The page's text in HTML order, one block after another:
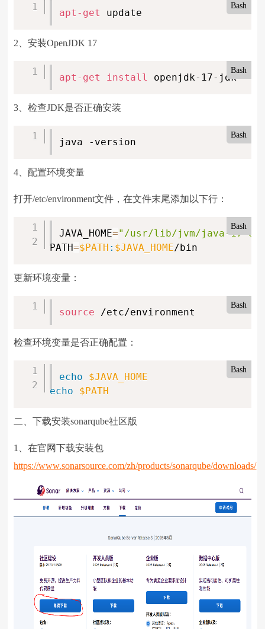
Bash
apt-get update
2、安装OpenJDK 17
Bash
apt-get install openjdk-17-jdk
3、检查JDK是否正确安装
Bash
java -version
4、配置环境变量
打开/etc/environment文件，在文件末尾添加以下行：
Bash
JAVA_HOME="/usr/lib/jvm/java-17-
PATH=$PATH : $JAVA_HOME/bin
更新环境变量：
Bash
source /etc/environment
检查环境变量是否正确配置：
Bash
echo
$JAVA_HOME
echo
$PATH
二、下载安装sonarqube社区版
1、在官网下载安装包
https://www.sonarsource.com/zh/products/sonarqube/downloads/